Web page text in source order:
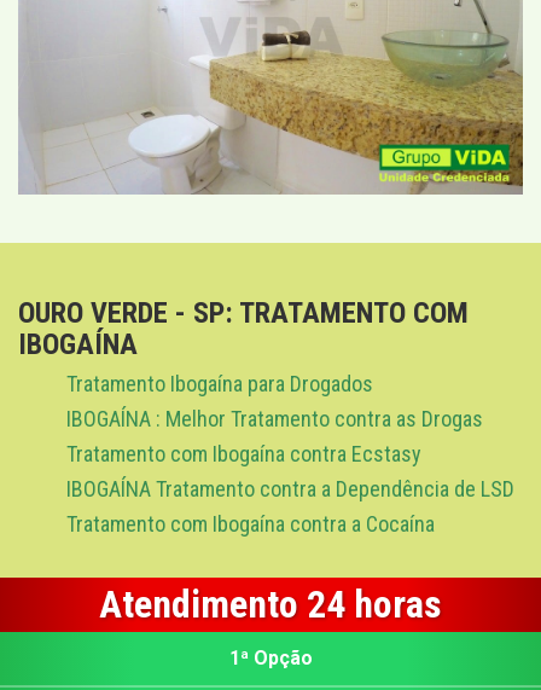
OURO VERDE - SP: TRATAMENTO COM
IBOGAÍNA
Tratamento Ibogaína para Drogados
IBOGAÍNA : Melhor Tratamento contra as Drogas
Tratamento com Ibogaína contra Ecstasy
IBOGAÍNA Tratamento contra a Dependência de LSD
Tratamento com Ibogaína contra a Cocaína
Atendimento 24 horas
1ª Opção